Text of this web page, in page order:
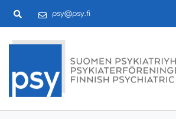
psy@psy.fi